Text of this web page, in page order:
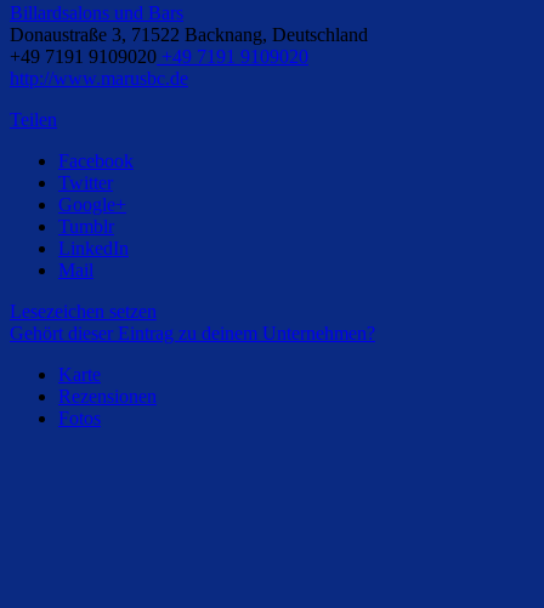
Billardsalons und Bars
Donaustraße 3, 71522 Backnang, Deutschland
+49 7191 9109020 +49 7191 9109020
http://www.marusbc.de
Teilen
Facebook
Twitter
Google+
Tumblr
LinkedIn
Mail
Lesezeichen setzen
Gehört dieser Eintrag zu deinem Unternehmen?
Karte
Rezensionen
Fotos